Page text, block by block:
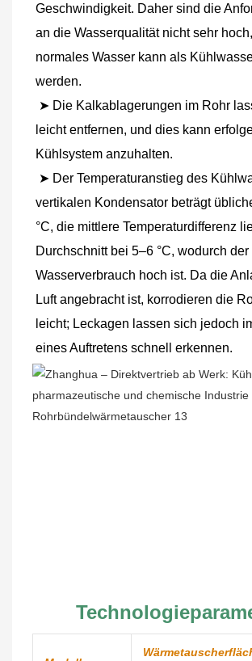
Geschwindigkeit. Daher sind die
an die Wasserqualität nicht sehr
normales Wasser kann als
werden.
leicht entfernen, und dies kann
Kühlsystem anzuhalten.
vertikalen Kondensator beträgt
°C, die mittlere Temperaturdifferenz
Durchschnitt bei 5–6 °C, wodurch der
Wasserverbrauch hoch ist. Da die
Luft angebracht ist, korrodieren die
leicht; Leckagen lassen sich jedoch
eines Auftretens schnell erkennen.